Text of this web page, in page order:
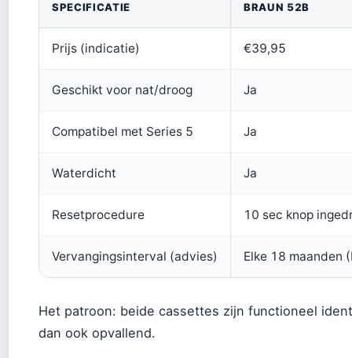
SPECIFICATIE BRAUN 52B
Prijs (indicatie) €39,95
Geschikt voor nat/droog Ja
Compatibel met Series 5 Ja
Waterdicht Ja
Resetprocedure 10 sec knop
Vervangingsinterval (advies) Elke 18 maanden
Het patroon: beide cassettes zijn functioneel
dan ook opvallend.